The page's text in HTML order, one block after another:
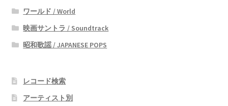
ワールド / World
映画サントラ / Soundtrack
昭和歌謡 / JAPANESE POPS
レコード検索
アーティスト別